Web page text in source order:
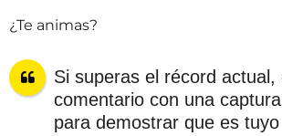
¿Te animas?
Si superas el récord actual,
comentario con una
para demostrar que es tuyo